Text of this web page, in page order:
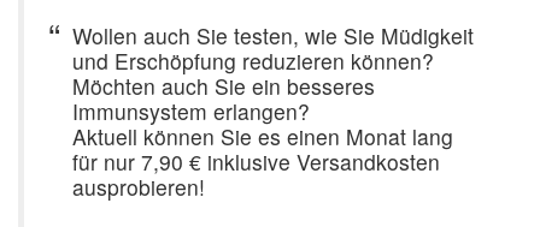
Wollen auch Sie testen, wie Sie Müdigkeit
und Erschöpfung reduzieren können?
Möchten auch Sie ein besseres
Immunsystem erlangen?
Aktuell können Sie es einen Monat lang
für nur 7,90 € inklusive Versandkosten
ausprobieren!